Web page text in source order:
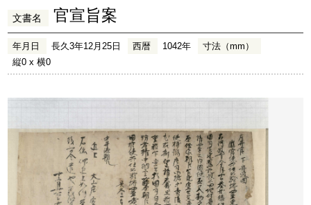
文書名 官宣旨案
年月日 長久3年12月25日 西暦 1042年
寸法（mm）
縦0 x 横0